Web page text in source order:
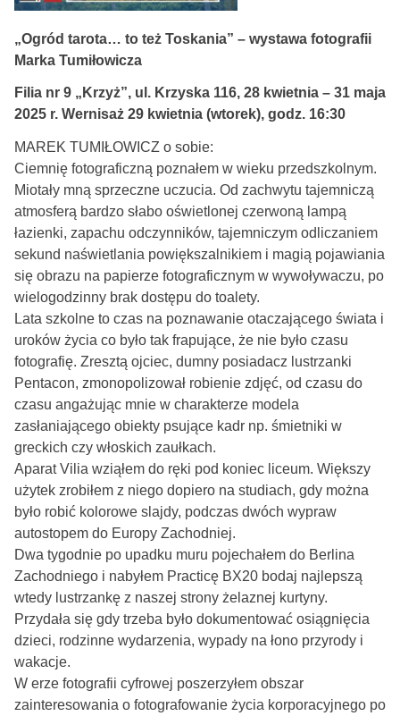
„Ogród tarota… to też Toskania” – wystawa fotografii
Marka Tumiłowicza
Filia nr 9 „Krzyż”, ul. Krzyska 116, 28 kwietnia – 31 maja
2025 r. Wernisaż 29 kwietnia (wtorek), godz. 16:30
MAREK TUMIŁOWICZ o sobie:
Ciemnię fotograficzną poznałem w wieku przedszkolnym.
Miotały mną sprzeczne uczucia. Od zachwytu tajemniczą
atmosferą bardzo słabo oświetlonej czerwoną lampą
łazienki, zapachu odczynników, tajemniczym odliczaniem
sekund naświetlania powiększalnikiem i magią pojawiania
się obrazu na papierze fotograficznym w wywoływaczu, po
wielogodzinny brak dostępu do toalety.
Lata szkolne to czas na poznawanie otaczającego świata i
uroków życia co było tak frapujące, że nie było czasu
fotografię. Zresztą ojciec, dumny posiadacz lustrzanki
Pentacon, zmonopolizował robienie zdjęć, od czasu do
czasu angażując mnie w charakterze modela
zasłaniającego obiekty psujące kadr np. śmietniki w
greckich czy włoskich zaułkach.
Aparat Vilia wziąłem do ręki pod koniec liceum. Większy
użytek zrobiłem z niego dopiero na studiach, gdy można
było robić kolorowe slajdy, podczas dwóch wypraw
autostopem do Europy Zachodniej.
Dwa tygodnie po upadku muru pojechałem do Berlina
Zachodniego i nabyłem Practicę BX20 bodaj najlepszą
wtedy lustrzankę z naszej strony żelaznej kurtyny.
Przydała się gdy trzeba było dokumentować osiągnięcia
dzieci, rodzinne wydarzenia, wypady na łono przyrody i
wakacje.
W erze fotografii cyfrowej poszerzyłem obszar
zainteresowania o fotografowanie życia korporacyjnego po